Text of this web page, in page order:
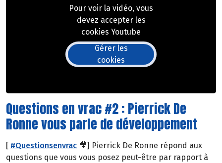
Pour voir la vidéo, vous
devez accepter les
cookies Youtube
Gérer les
cookies
Questions en vrac #2 : Pierrick De
Ronne vous parle de développement
[ #Questionsenvrac 🎥] Pierrick De Ronne répond aux
questions que vous vous posez peut-être par rapport à